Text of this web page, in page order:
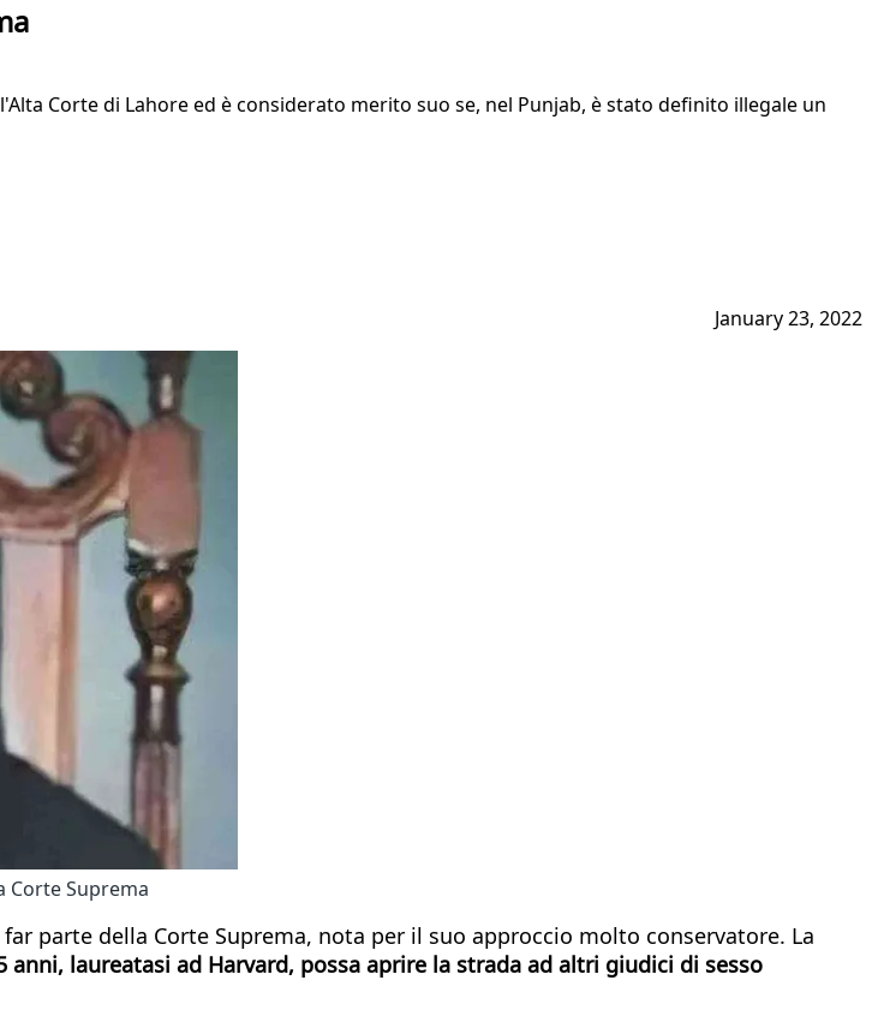
Corte di Lahore ed è considerato merito suo se, nel Punjab, è stato definito illegale un
January 23, 2022
Corte Suprema
parte della Corte Suprema, nota per il suo approccio molto conservatore. La
anni, laureatasi ad Harvard, possa aprire la strada ad altri giudici di sesso